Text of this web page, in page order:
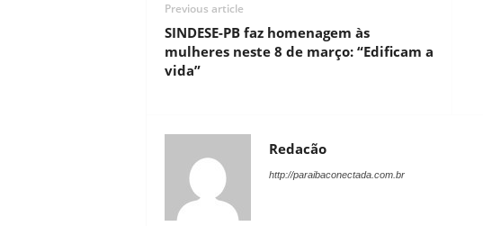
Previous article
SINDESE-PB faz homenagem às
mulheres neste 8 de março: “Edificam a
vida”
Redacão
http://paraibaconectada.com.br